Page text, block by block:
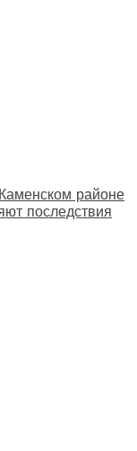
районе
последствия